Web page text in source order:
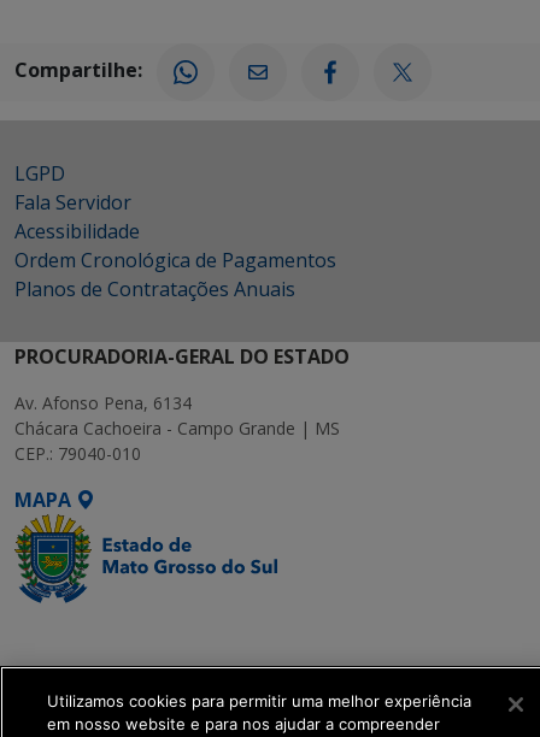
Compartilhe:
LGPD
Fala Servidor
Acessibilidade
Ordem Cronológica de Pagamentos
Planos de Contratações Anuais
PROCURADORIA-GERAL DO ESTADO
Av. Afonso Pena, 6134
Chácara Cachoeira - Campo Grande | MS
CEP.: 79040-010
MAPA
Executiva de
Transformação Digital
Utilizamos cookies para permitir uma melhor experiência
em nosso website e para nos ajudar a compreender